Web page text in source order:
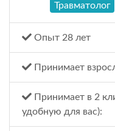
Травматолог
Опыт 28 лет
Принимает
Принимает в 2
удобную для вас):